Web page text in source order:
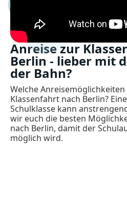
Anreise zur
Berlin - lieber mit
der Bahn?
Welche
Klassenfahrt nach Berlin?
Schulklasse kann
wir euch die besten
nach Berlin, damit der
möglich wird.